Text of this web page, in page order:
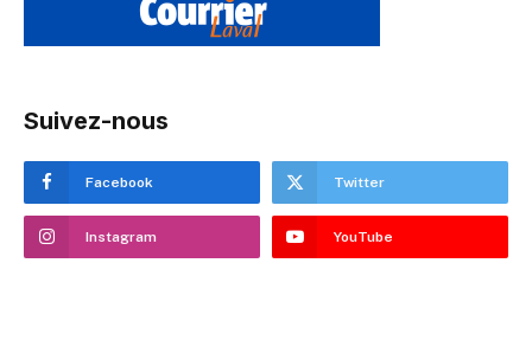
Suivez-nous
Facebook Twitter
Instagram YouTube